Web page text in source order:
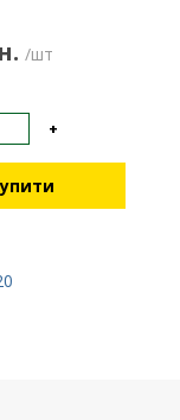
/шт
+